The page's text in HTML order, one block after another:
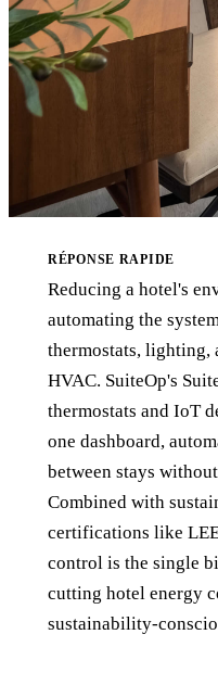
RÉPONSE RAPIDE
Reducing a hotel's
automating the
thermostats, lighting,
HVAC. SuiteOp's
thermostats and IoT
one dashboard,
between stays
Combined with
certifications like
control is the single
cutting hotel energy
sustainability-